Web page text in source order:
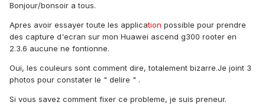
Bonjour/bonsoir a tous.
Apres avoir essayer toute les application possible pour prendre
des capture d'ecran sur mon Huawei ascend g300 rooter en
2.3.6 aucune ne fontionne.
Oui, les couleurs sont comment dire, totalement bizarre.Je joint 3
photos pour constater le " delire " .
Si vous savez comment fixer ce probleme, je suis preneur.